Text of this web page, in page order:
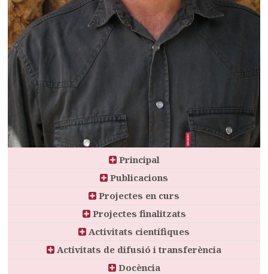
Principal
Publicacions
Projectes en curs
Projectes finalitzats
Activitats científiques
Activitats de difusió i transferència
Docència